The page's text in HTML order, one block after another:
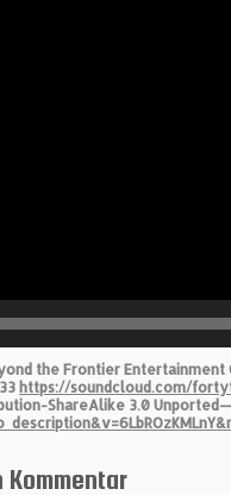
the Frontier Entertainment
https://soundcloud.com/
ShareAlike 3.0 Unported—
Kommentar